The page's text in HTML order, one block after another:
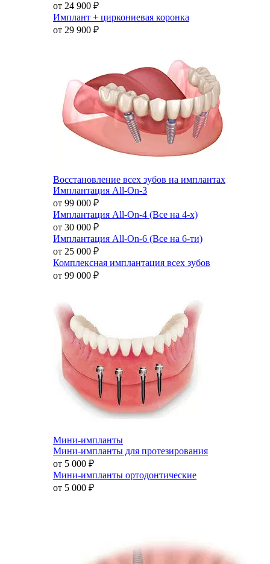
от 24 900 ₽
Имплант + циркониевая коронка
от 29 900 ₽
Восстановление всех зубов на имплантах
Имплантация All-On-3
от 99 000 ₽
Имплантация All-On-4 (Все на 4-х)
от 30 000 ₽
Имплантация All-On-6 (Все на 6-ти)
от 25 000 ₽
Комплексная имплантация всех зубов
от 99 000 ₽
Мини-импланты
Мини-импланты для протезирования
от 5 000 ₽
Мини-импланты ортодонтические
от 5 000 ₽